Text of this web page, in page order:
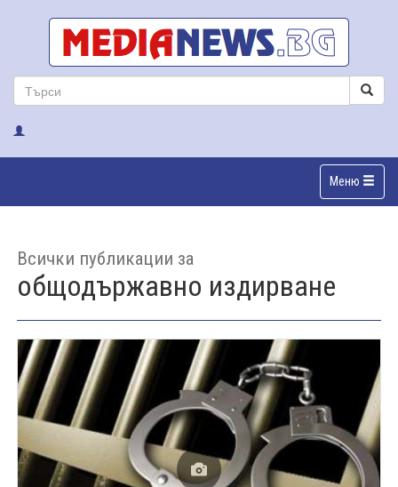
Меню
Всички публикации за
общодържавно издирване